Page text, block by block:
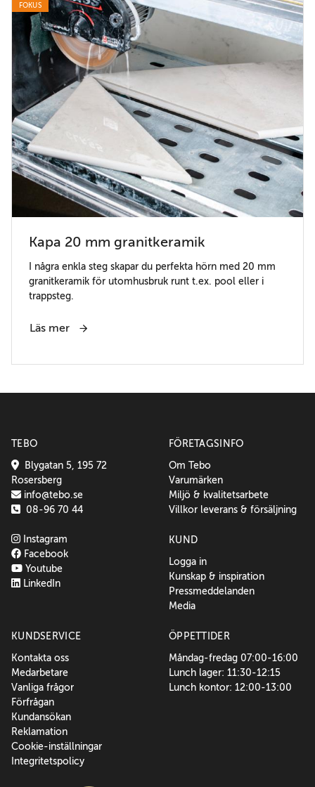
FOKUS
Kapa 20 mm granitkeramik
I några enkla steg skapar du perfekta hörn med 20 mm
granitkeramik för utomhusbruk runt t.ex. pool eller i
trappsteg.
Läs mer
TEBO
Blygatan 5, 195 72
Rosersberg
info@tebo.se
08-96 70 44
Instagram
Facebook
Youtube
LinkedIn
FÖRETAGSINFO
Om Tebo
Varumärken
Miljö & kvalitetsarbete
Villkor leverans & försäljning
KUND
Logga in
Kunskap & inspiration
Pressmeddelanden
Media
KUNDSERVICE
Kontakta oss
Medarbetare
Vanliga frågor
Förfrågan
Kundansökan
Reklamation
Cookie-inställningar
Integritetspolicy
ÖPPETTIDER
Måndag-fredag 07:00-16:00
Lunch lager: 11:30-12:15
Lunch kontor: 12:00-13:00